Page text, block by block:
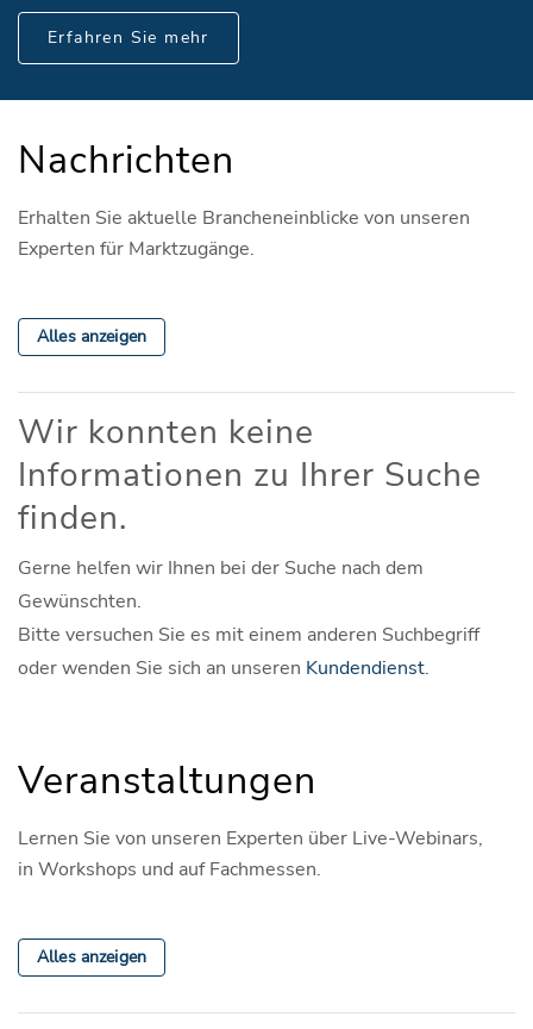
Erfahren Sie mehr
Nachrichten
Erhalten Sie aktuelle Brancheneinblicke von unseren
Experten für Marktzugänge.
Alles anzeigen
Wir konnten keine
Informationen zu Ihrer Suche
finden.
Gerne helfen wir Ihnen bei der Suche nach dem
Gewünschten.
Bitte versuchen Sie es mit einem anderen Suchbegriff
oder wenden Sie sich an unseren Kundendienst.
Veranstaltungen
Lernen Sie von unseren Experten über Live-Webinars,
in Workshops und auf Fachmessen.
Alles anzeigen